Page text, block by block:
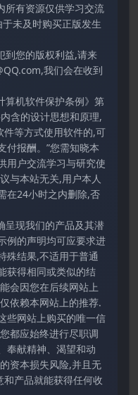
所有资源仅供学习交流
未及时购买正版发生
到您的版权利益,请来
我们会在收到
算机软件保护条例》第
含的设计思想和原理,
等方式使用软件的,可
付报酬。”您需知晓本
用户交流学习与研究使
与本站无关,用户本人
在24小时之内删除,否
呈现我们的产品及其潜
例的声明均可应要求进
殊结果,不适用于普通
获得相同或类似的结
会因您在后续网站上
依赖本网站上的推荐.
些网站上购买的唯一信
都应始终进行尽职调
奉献精神、渴望和动
资本损失风险,并且无
产品就能获得任何收